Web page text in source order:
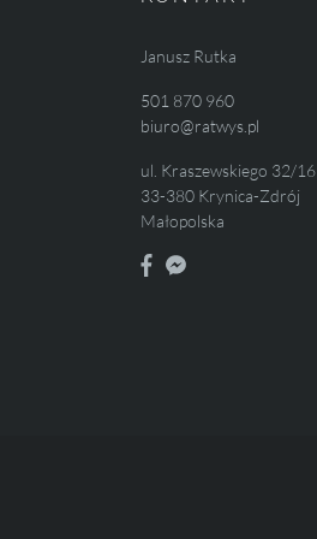
Janusz Rutka
501 870 960
biuro@ratwys.pl
ul. Kraszewskiego 32/16
33-380 Krynica-Zdrój
Małopolska